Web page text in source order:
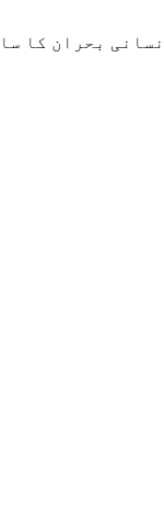
بحران کا